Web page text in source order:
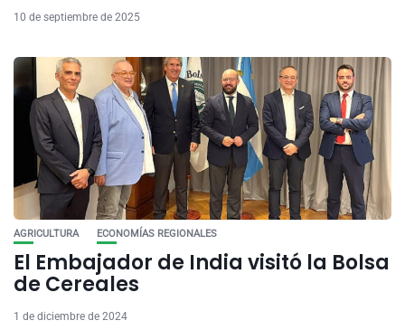
10 de septiembre de 2025
AGRICULTURA ECONOMÍAS REGIONALES
El Embajador de India visitó la Bolsa
de Cereales
1 de diciembre de 2024